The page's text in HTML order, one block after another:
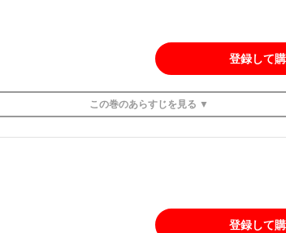
登録して
この巻のあらすじを 見る ▼
登録して